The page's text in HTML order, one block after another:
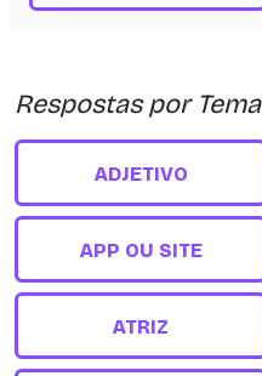
Respostas por Tema
ADJETIVO
APP OU SITE
ATRIZ